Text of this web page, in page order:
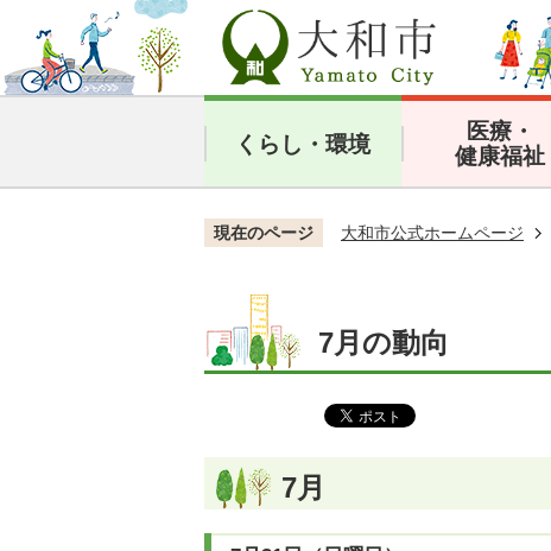
くらし・環境
医療・
健康福祉
現在のページ 大和市公式ホームページ
7月の動向
7月